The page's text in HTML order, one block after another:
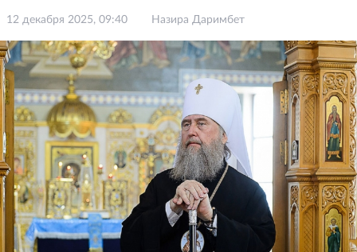
12 декабря 2025, 09:40 Назира Даримбет